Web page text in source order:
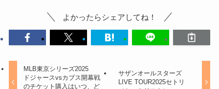
よかったらシェアしてね！
MLB東京シリーズ2025
ドジャースvsカブス開幕戦
のチケット購入はいつ、ど
サザンオールスターズ
LIVE TOUR2025セトリ